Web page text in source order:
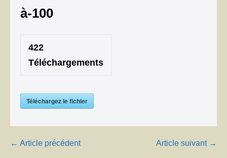
à-100
422
Téléchargements
Téléchargez le fichier
Navigation
← Article précédent Article suivant →